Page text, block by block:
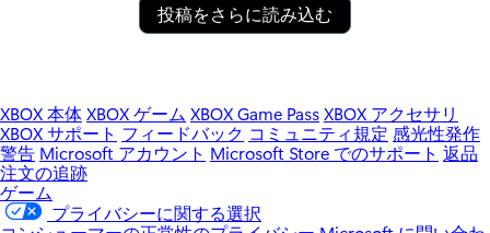
投稿をさらに読み込む
XBOX 本体XBOX ゲーム XBOX Game PassXBOX アクセサリ
XBOX サポート フィードバック コミュニティ規定 感光性発作
警告 Microsoft アカウント Microsoft Store でのサポート 返品
注文の追跡
ゲーム
プライバシーに関する選択